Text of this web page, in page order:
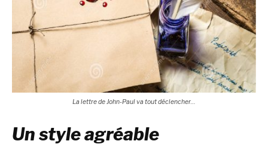
La lettre de John-Paul va tout déclencher…
Un style agréable